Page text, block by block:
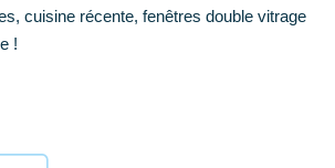
cuisine récente, fenêtres double vitrage
!